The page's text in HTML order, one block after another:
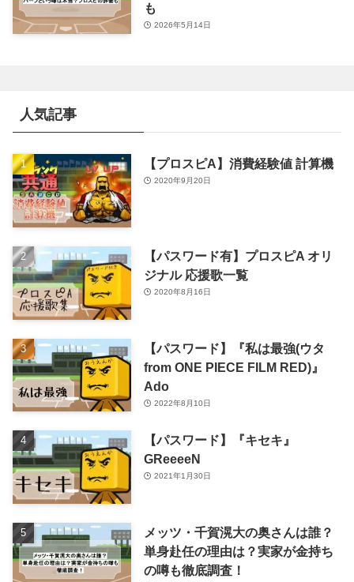
も
2026年5月14日
人気記事
【プロスピA】消費経験値 計算機
2020年9月20日
【パスワード有】プロスピA オリ
ジナル 応援歌一覧
2020年8月16日
【パスワード】『私は最強(ウタ
from ONE PIECE FILM RED)』
Ado
2022年8月10日
【パスワード】『キセキ』
GReeeeN
2021年1月30日
メッツ・千賀滉大の奥さんは誰？
単身赴任の理由は？実家が金持ち
の噂も徹底調査！